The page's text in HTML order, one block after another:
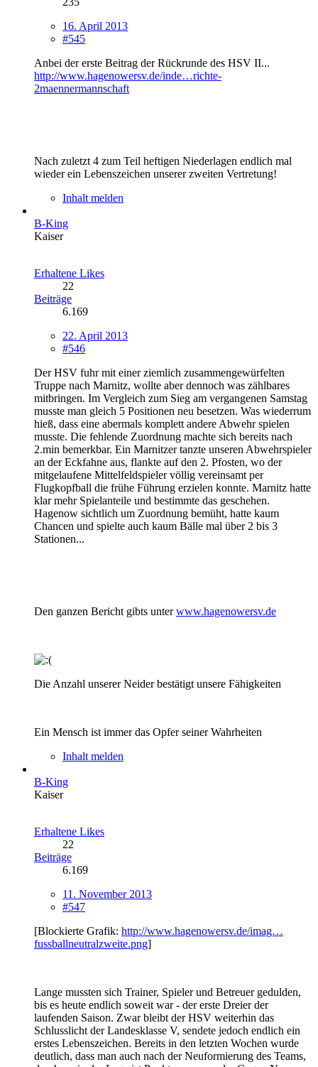
16. April 2013
#545
Anbei der erste Beitrag der Rückrunde des HSV II...
http://www.hagenowersv.de/inde…richte-
2maennermannschaft
Nach zuletzt 4 zum Teil heftigen Niederlagen endlich mal
wieder ein Lebenszeichen unserer zweiten Vertretung!
Inhalt melden
B-King
Kaiser
Erhaltene Likes
22
Beiträge
6.169
22. April 2013
#546
Der HSV fuhr mit einer ziemlich zusammengewürfelten
Truppe nach Marnitz, wollte aber dennoch was zählbares
mitbringen. Im Vergleich zum Sieg am vergangenen Samstag
musste man gleich 5 Positionen neu besetzen. Was wiederrum
hieß, dass eine abermals komplett andere Abwehr spielen
musste. Die fehlende Zuordnung machte sich bereits nach
2.min bemerkbar. Ein Marnitzer tanzte unseren Abwehrspieler
an der Eckfahne aus, flankte auf den 2. Pfosten, wo der
mitgelaufene Mittelfeldspieler völlig vereinsamt per
Flugkopfball die frühe Führung erzielen konnte. Marnitz hatte
klar mehr Spielanteile und bestimmte das geschehen.
Hagenow sichtlich um Zuordnung bemüht, hatte kaum
Chancen und spielte auch kaum Bälle mal über 2 bis 3
Stationen...
Den ganzen Bericht gibts unterwww.hagenowersv.de
Die Anzahl unserer Neider bestätigt unsere Fähigkeiten
Ein Mensch ist immer das Opfer seiner Wahrheiten
Inhalt melden
B-King
Kaiser
Erhaltene Likes
22
Beiträge
6.169
11. November 2013
#547
[Blockierte Grafik: http://www.hagenowersv.de/imag…
fussballneutralzweite.png]
Lange mussten sich Trainer, Spieler und Betreuer gedulden,
bis es heute endlich soweit war - der erste Dreier der
laufenden Saison. Zwar bleibt der HSV weiterhin das
Schlusslicht der Landesklasse V, sendete jedoch endlich ein
erstes Lebenszeichen. Bereits in den letzten Wochen wurde
deutlich, dass man auch nach der Neuformierung des Teams,